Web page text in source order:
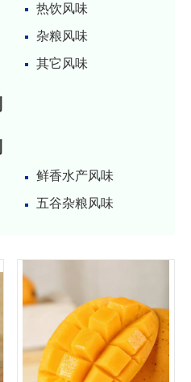
热饮风味
杂粮风味
其它风味
鲜香水产风味
五谷杂粮风味